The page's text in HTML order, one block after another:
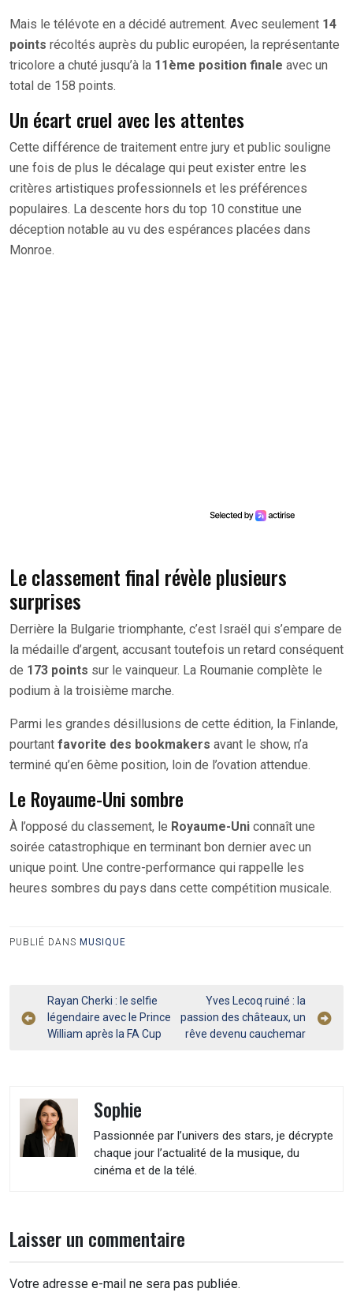
Mais le télévote en a décidé autrement. Avec seulement 14
points récoltés auprès du public européen, la représentante
tricolore a chuté jusqu’à la 11ème position finale avec un
total de 158 points.
Un écart cruel avec les attentes
Cette différence de traitement entre jury et public souligne
une fois de plus le décalage qui peut exister entre les
critères artistiques professionnels et les préférences
populaires. La descente hors du top 10 constitue une
déception notable au vu des espérances placées dans
Monroe.
Le classement final révèle plusieurs
surprises
Derrière la Bulgarie triomphante, c’est Israël qui s’empare de
la médaille d’argent, accusant toutefois un retard conséquent
de 173 points sur le vainqueur. La Roumanie complète le
podium à la troisième marche.
Parmi les grandes désillusions de cette édition, la Finlande,
pourtant favorite des bookmakers avant le show, n’a
terminé qu’en 6ème position, loin de l’ovation attendue.
Le Royaume-Uni sombre
À l’opposé du classement, le Royaume-Uni connaît une
soirée catastrophique en terminant bon dernier avec un
unique point. Une contre-performance qui rappelle les
heures sombres du pays dans cette compétition musicale.
PUBLIÉ DANS MUSIQUE
Navigation
de
Rayan Cherki : le selfie
légendaire avec le Prince
William après la FA Cup
Yves Lecoq ruiné : la
passion des châteaux, un
rêve devenu cauchemar
Sophie
Passionnée par l’univers des stars, je décrypte
chaque jour l’actualité de la musique, du
cinéma et de la télé.
Laisser un commentaire
Votre adresse e-mail ne sera pas publiée.